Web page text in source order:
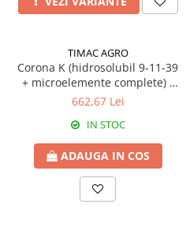
TIMAC AGRO
Corona K (hidrosolubil 9-11-39
+ microelemente complete) -
Fertilizant hidrosolubil
662,67 Lei
IN STOC
ADAUGA IN COS